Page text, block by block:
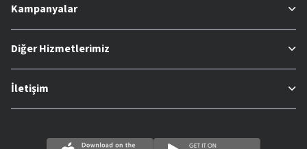
Kampanyalar
Diğer Hizmetlerimiz
İletişim